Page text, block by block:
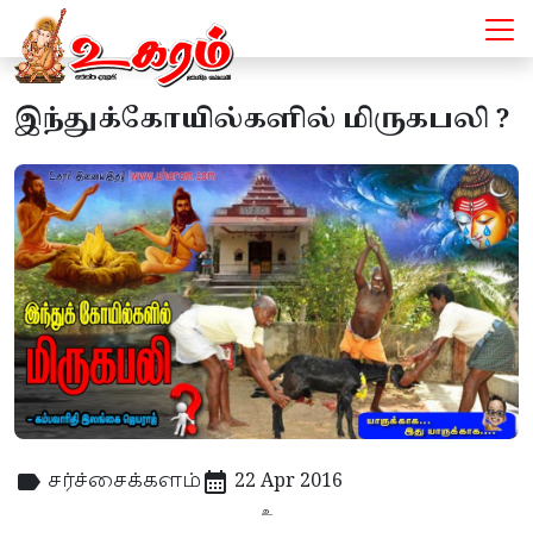
இந்துக்கோயில்களில் மிருகபலி ?
சர்ச்சைக்களம் 22 Apr 2016
உ